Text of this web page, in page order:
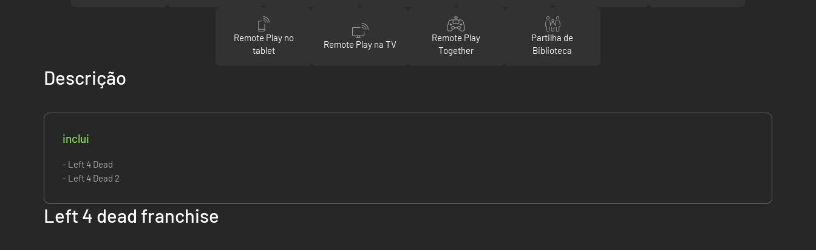
Remote Play no
tablet
Remote Play na TV
Remote Play
Together
Partilha de
Biblioteca
Descrição
inclui
- Left 4 Dead
- Left 4 Dead 2
Left 4 dead franchise